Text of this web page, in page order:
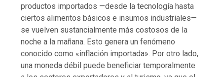
productos importados —desde la tecnología hasta
ciertos alimentos básicos e insumos industriales—
se vuelven sustancialmente más costosos de la
noche a la mañana. Esto genera un fenómeno
conocido como «inflación importada». Por otro lado,
una moneda débil puede beneficiar temporalmente